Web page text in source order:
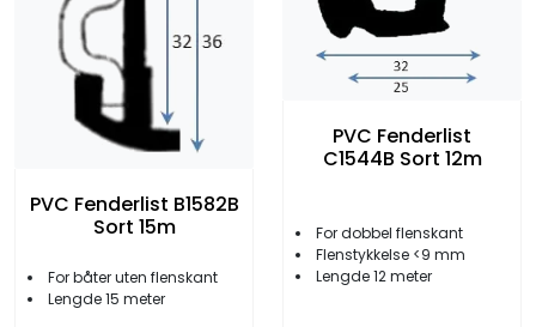
PVC Fenderlist B1582B
Sort 15m
For båter uten flenskant
Lengde 15 meter
PVC Fenderlist
C1544B Sort 12m
For dobbel flenskant
Flenstykkelse <9 mm
Lengde 12 meter